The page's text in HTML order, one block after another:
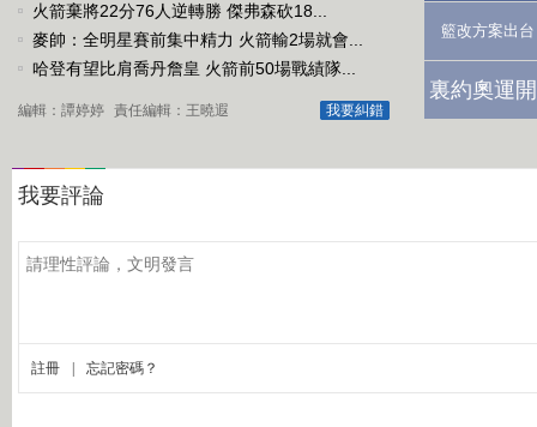
火箭棄將22分76人逆轉勝 傑弗森砍18...
麥帥：全明星賽前集中精力 火箭輸2場就會...
哈登有望比肩喬丹詹皇 火箭前50場戰績隊...
我要糾錯
編輯：譚婷婷 責任編輯：王曉遐
籃改方案出台
裏約奧運